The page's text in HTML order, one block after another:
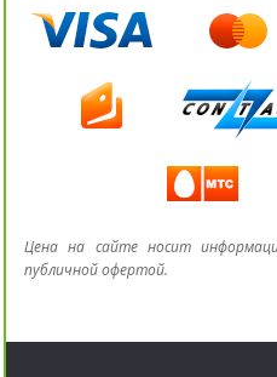
Цена на сайте носит
публичной офертой.